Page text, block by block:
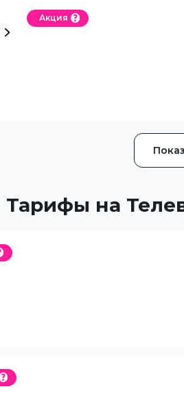
Акция
Тарифы на